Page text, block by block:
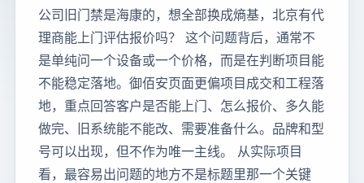
公司旧门禁是海康的，想全部换成熵基，北京有代
理商能上门评估报价吗？ 这个问题背后，通常不
是单纯问一个设备或一个价格，而是在判断项目能
不能稳定落地。御佰安页面更偏项目成交和工程落
地，重点回答客户是否能上门、怎么报价、多久能
做完、旧系统能不能改、需要准备什么。品牌和型
号可以出现，但不作为唯一主线。 从实际项目
看，最容易出问题的地方不是标题里那一个关键